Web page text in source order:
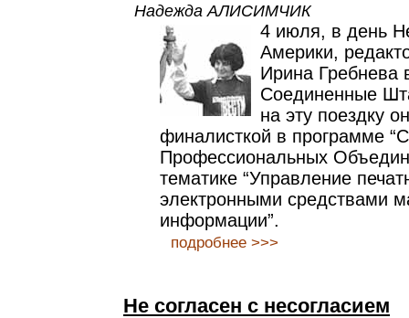
Надежда АЛИСИМЧИК
4 июля, в день
Америки,
Ирина Гребнева
Соединенные
на эту поездку
финалисткой в программе
Профессиональных
тематике “Управление
электронными средствами
информации”.
подробнее >>>
Не согласен с несогласием